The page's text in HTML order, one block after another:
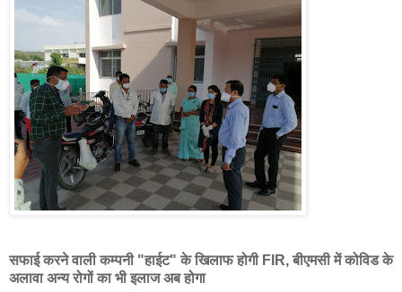
सफाई करने वाली कम्पनी "हाईट" के खिलाफ होगी FIR, बीएमसी में कोविड के
अलावा अन्य रोगों का भी इलाज अब होगा